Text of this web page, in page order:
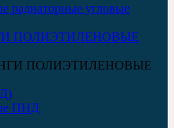
радиаторные угловые
ПОЛИЭТИЛЕНОВЫЕ
ПНД